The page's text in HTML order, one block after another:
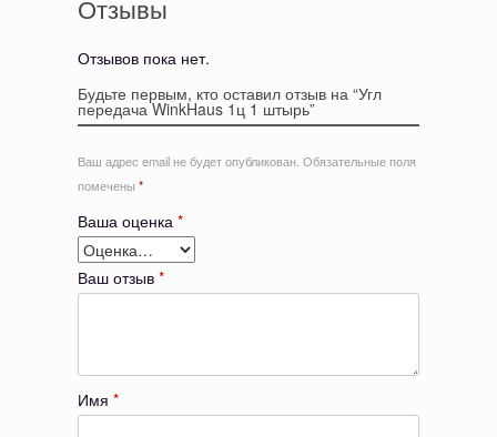
Отзывы
Отзывов пока нет.
Будьте первым, кто оставил отзыв на “Угл
передача WinkHaus 1ц 1 штырь”
Ваш адрес email не будет опубликован. Обязательные поля
помечены *
Ваша оценка *
Ваш отзыв *
Имя *